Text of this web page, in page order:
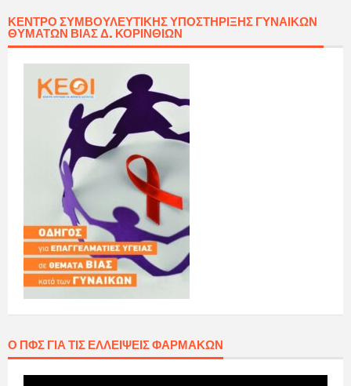
ΚΈΝΤΡΟ ΣΥΜΒΟΥΛΕΥΤΙΚΉΣ ΥΠΟΣΤΉΡΙΞΗΣ ΓΥΝΑΙΚΏΝ
ΘΥΜΆΤΩΝ ΒΊΑΣ Δ. ΚΟΡΙΝΘΊΩΝ
Ο ΠΦΣ ΓΙΑ ΤΙΣ ΕΛΛΕΊΨΕΙΣ ΦΑΡΜΆΚΩΝ